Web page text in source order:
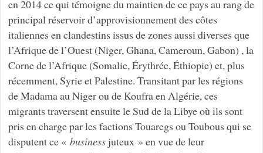
en 2014 ce qui témoigne du maintien de ce pays au rang de
principal réservoir d’approvisionnement des côtes
italiennes en clandestins issus de zones aussi diverses que
l’Afrique de l’Ouest (Niger, Ghana, Cameroun, Gabon) , la
Corne de l’Afrique (Somalie, Érythrée, Éthiopie) et, plus
récemment, Syrie et Palestine. Transitant par les régions
de Madama au Niger ou de Koufra en Algérie, ces
migrants traversent ensuite le Sud de la Libye où ils sont
pris en charge par les factions Touaregs ou Toubous qui se
disputent ce « businessjuteux » en vue de leur